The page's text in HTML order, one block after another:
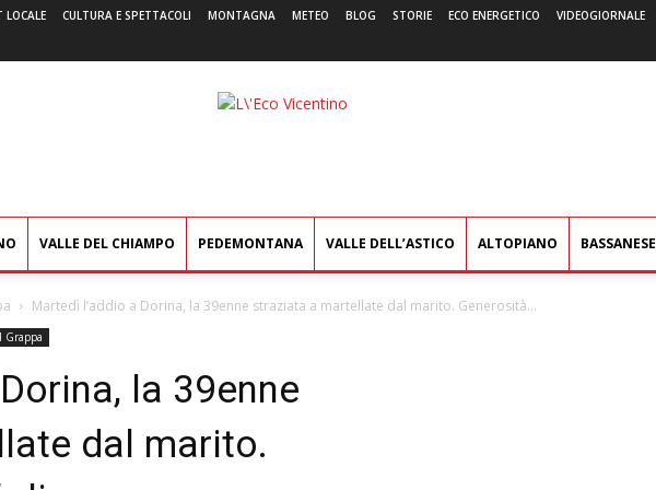
LOCALE CULTURA E SPETTACOLI MONTAGNA METEO BLOG STORIE ECO ENERGETICO VIDEOGIORNALE
L'Eco
VALLE DEL CHIAMPO PEDEMONTANA VALLE DELL’ASTICO ALTOPIANO BASSANESE
Martedì l’addio a Dorina, la 39enne straziata a martellate dal marito. Generosità...
Grappa
la 39enne
dal marito.